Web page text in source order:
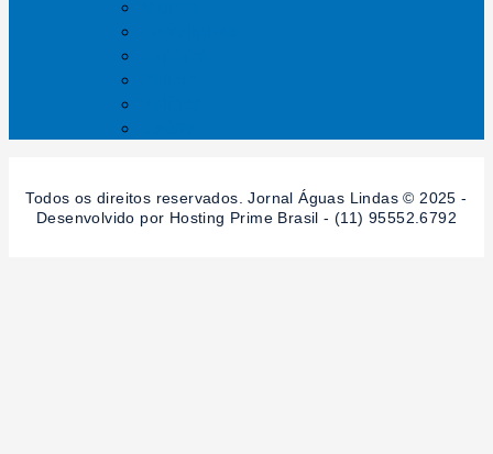
Todos os direitos reservados. Jornal Águas Lindas © 2025 -
Desenvolvido por Hosting Prime Brasil - (11) 95552.6792